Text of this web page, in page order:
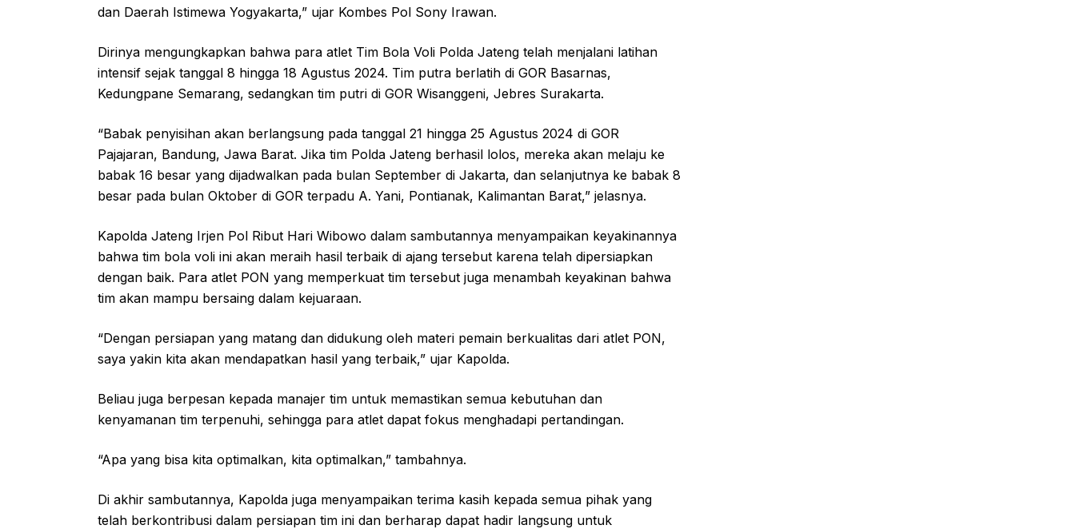
dan Daerah Istimewa Yogyakarta,” ujar Kombes Pol Sony Irawan.
Dirinya mengungkapkan bahwa para atlet Tim Bola Voli Polda Jateng telah menjalani latihan
intensif sejak tanggal 8 hingga 18 Agustus 2024. Tim putra berlatih di GOR Basarnas,
Kedungpane Semarang, sedangkan tim putri di GOR Wisanggeni, Jebres Surakarta.
“Babak penyisihan akan berlangsung pada tanggal 21 hingga 25 Agustus 2024 di GOR
Pajajaran, Bandung, Jawa Barat. Jika tim Polda Jateng berhasil lolos, mereka akan melaju ke
babak 16 besar yang dijadwalkan pada bulan September di Jakarta, dan selanjutnya ke babak 8
besar pada bulan Oktober di GOR terpadu A. Yani, Pontianak, Kalimantan Barat,” jelasnya.
Kapolda Jateng Irjen Pol Ribut Hari Wibowo dalam sambutannya menyampaikan keyakinannya
bahwa tim bola voli ini akan meraih hasil terbaik di ajang tersebut karena telah dipersiapkan
dengan baik. Para atlet PON yang memperkuat tim tersebut juga menambah keyakinan bahwa
tim akan mampu bersaing dalam kejuaraan.
“Dengan persiapan yang matang dan didukung oleh materi pemain berkualitas dari atlet PON,
saya yakin kita akan mendapatkan hasil yang terbaik,” ujar Kapolda.
Beliau juga berpesan kepada manajer tim untuk memastikan semua kebutuhan dan
kenyamanan tim terpenuhi, sehingga para atlet dapat fokus menghadapi pertandingan.
“Apa yang bisa kita optimalkan, kita optimalkan,” tambahnya.
Di akhir sambutannya, Kapolda juga menyampaikan terima kasih kepada semua pihak yang
telah berkontribusi dalam persiapan tim ini dan berharap dapat hadir langsung untuk